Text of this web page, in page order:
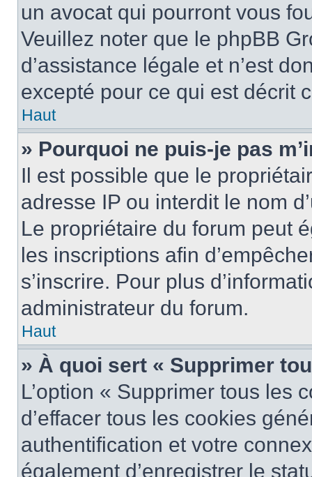
un avocat qui pourront vous
Veuillez noter que le phpBB
d’assistance légale et n’est
excepté pour ce qui est décrit
Haut
» Pourquoi ne puis-je pas
Il est possible que le
adresse IP ou interdit le nom
Le propriétaire du forum peut
les inscriptions afin
s’inscrire. Pour plus
administrateur du forum.
Haut
» À quoi sert « Supprimer
L’option « Supprimer tous les
d’effacer tous les cookies
authentification et votre
également d’enregistrer le